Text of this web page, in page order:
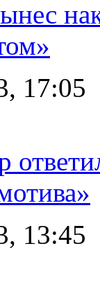
17:05
13:45